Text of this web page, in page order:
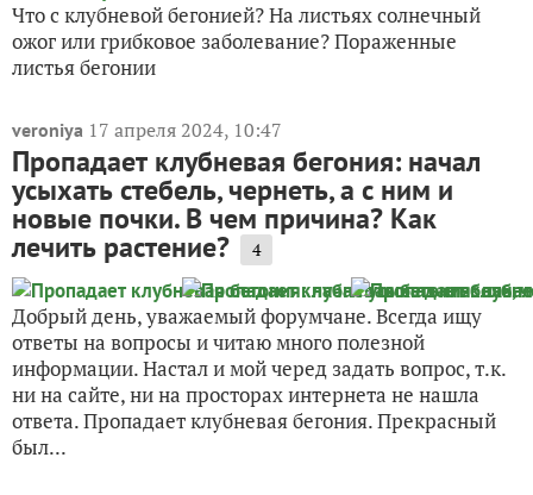
Что с клубневой бегонией? На листьях солнечный
ожог или грибковое заболевание? Пораженные
листья бегонии
veroniya 17 апреля 2024, 10:47
Пропадает клубневая бегония: начал
усыхать стебель, чернеть, а с ним и
новые почки. В чем причина? Как
лечить растение? 4
Добрый день, уважаемый форумчане. Всегда ищу
ответы на вопросы и читаю много полезной
информации. Настал и мой черед задать вопрос, т.к.
ни на сайте, ни на просторах интернета не нашла
ответа. Пропадает клубневая бегония. Прекрасный
был...